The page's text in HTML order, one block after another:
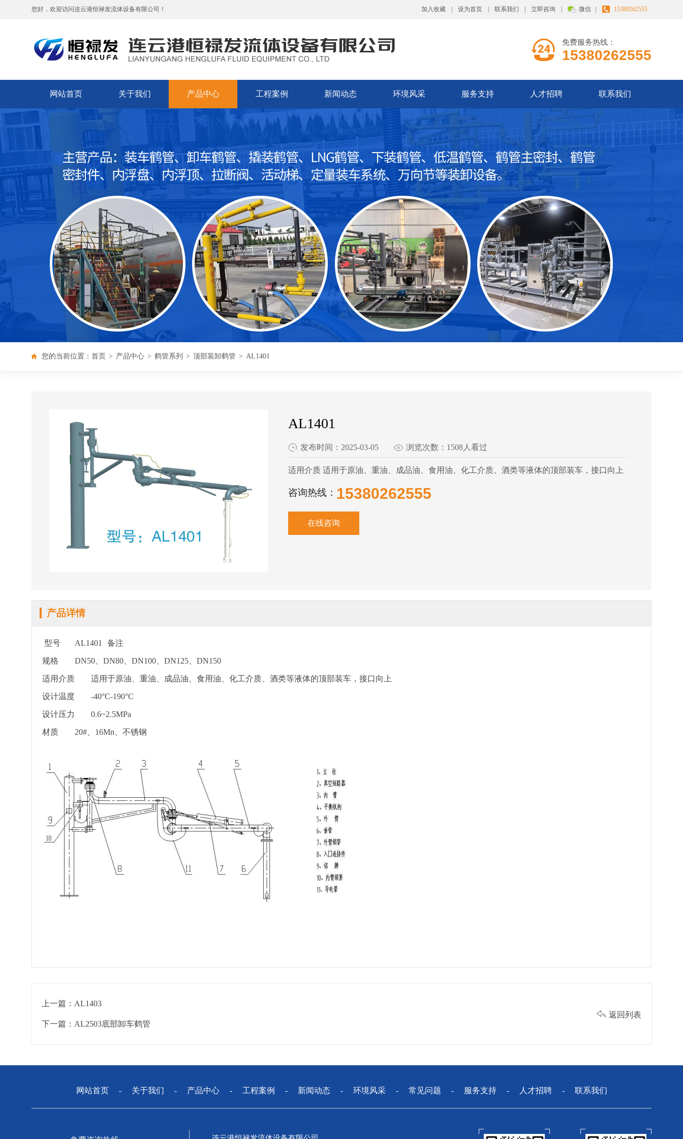
您好，欢迎访问连云港恒禄发流体设备有限公司！ 加入收藏 设为首页 联系我们 立即咨询 微信 15380262555
免费服务热线：
15380262555
网站首页 关于我们 产品中心
浮盘浮筒系列
浮动出油装置
定量装车控制系统
管道附件金属软管系列
工程案例
案例展示
新闻动态
公司动态
行业新闻
媒体报道
环境风采
公司环境
荣誉资质
厂房厂貌
服务支持
服务理念
我们的产品
人才招聘
人才战略
联系我们
联系我们
在线咨询
您的当前位置： 首页 > 产品中心 > 鹤管系列 > 顶部装卸鹤管 > AL1401
AL1401
 发布时间：2025-03-05  浏览次数：1508人看过
适用介质 适用于原油、重油、成品油、食用油、化工介质、酒类等液体的顶部装车，接口向上
咨询热线： 15380262555
在线咨询
产品详情
型号 AL1401 备注
规格 DN50、DN80、DN100、DN125、DN150
适用介质 适用于原油、重油、成品油、食用油、化工介质、酒类等液体的顶部装车，接口向上
设计温度 -40°C-190°C
设计压力 0.6~2.5MPa
材质 20#、16Mn、不锈钢
上一篇： AL1403
下一篇： AL2503底部卸车鹤管
 返回列表
网站首页 - 关于我们 - 产品中心 - 工程案例 - 新闻动态 - 环境风采 - 常见问题 - 服务支持 - 人才招聘 - 联系我们